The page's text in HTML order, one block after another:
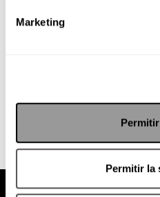
Marketing
Permitir la